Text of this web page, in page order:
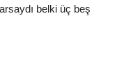
belki üç beş